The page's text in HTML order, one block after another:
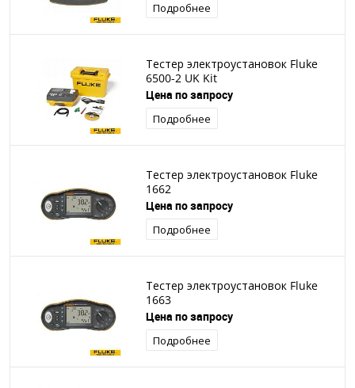
Подробнее
Тестер электроустановок Fluke
6500-2 UK Kit
Цена по запросу
Подробнее
Тестер электроустановок Fluke
1662
Цена по запросу
Подробнее
Тестер электроустановок Fluke
1663
Цена по запросу
Подробнее